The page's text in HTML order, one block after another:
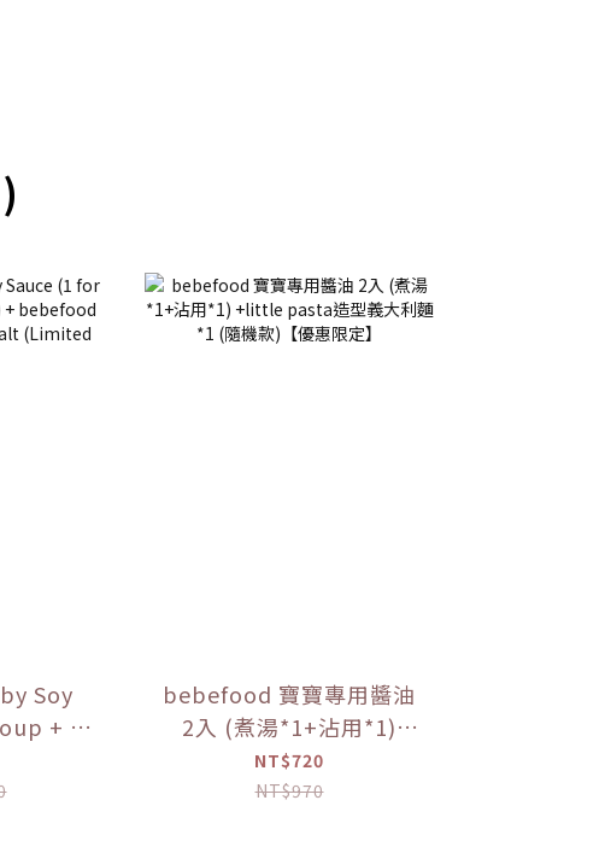
Soy
+ 1
+
bebefood 寶寶專用醬油
2入 (煮湯*1+沾用*1)
+little pasta造型義大利
麵*1 (隨機款)【優惠限
NT$720
NT$970